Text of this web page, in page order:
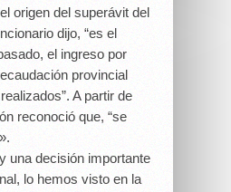
origen del superávit del
dijo, “es el
el ingreso por
provincial
A partir de
reconoció que, “se
una decisión importante
lo hemos visto en la